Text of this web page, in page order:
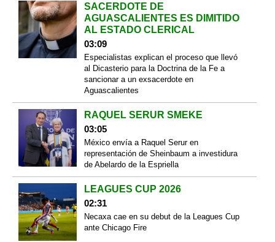
SACERDOTE DE
AGUASCALIENTES ES DIMITIDO
AL ESTADO CLERICAL
03:09
Especialistas explican el proceso que llevó
al Dicasterio para la Doctrina de la Fe a
sancionar a un exsacerdote en
Aguascalientes
RAQUEL SERUR SMEKE
03:05
México envía a Raquel Serur en
representación de Sheinbaum a investidura
de Abelardo de la Espriella
LEAGUES CUP 2026
02:31
Necaxa cae en su debut de la Leagues Cup
ante Chicago Fire